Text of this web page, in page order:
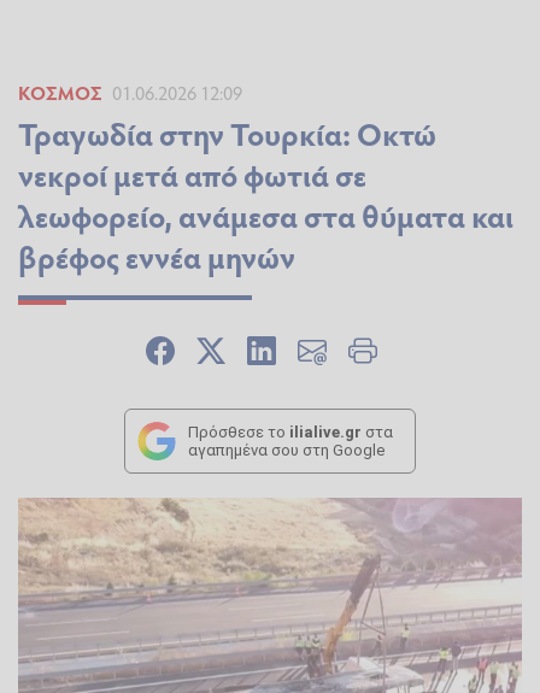
ΚΌΣΜΟΣ 01.06.2026 12:09
Τραγωδία στην Τουρκία: Οκτώ
νεκροί μετά από φωτιά σε
λεωφορείο, ανάμεσα στα θύματα και
βρέφος εννέα μηνών
Πρόσθεσε το ilialive.gr στα
αγαπημένα σου στη Google